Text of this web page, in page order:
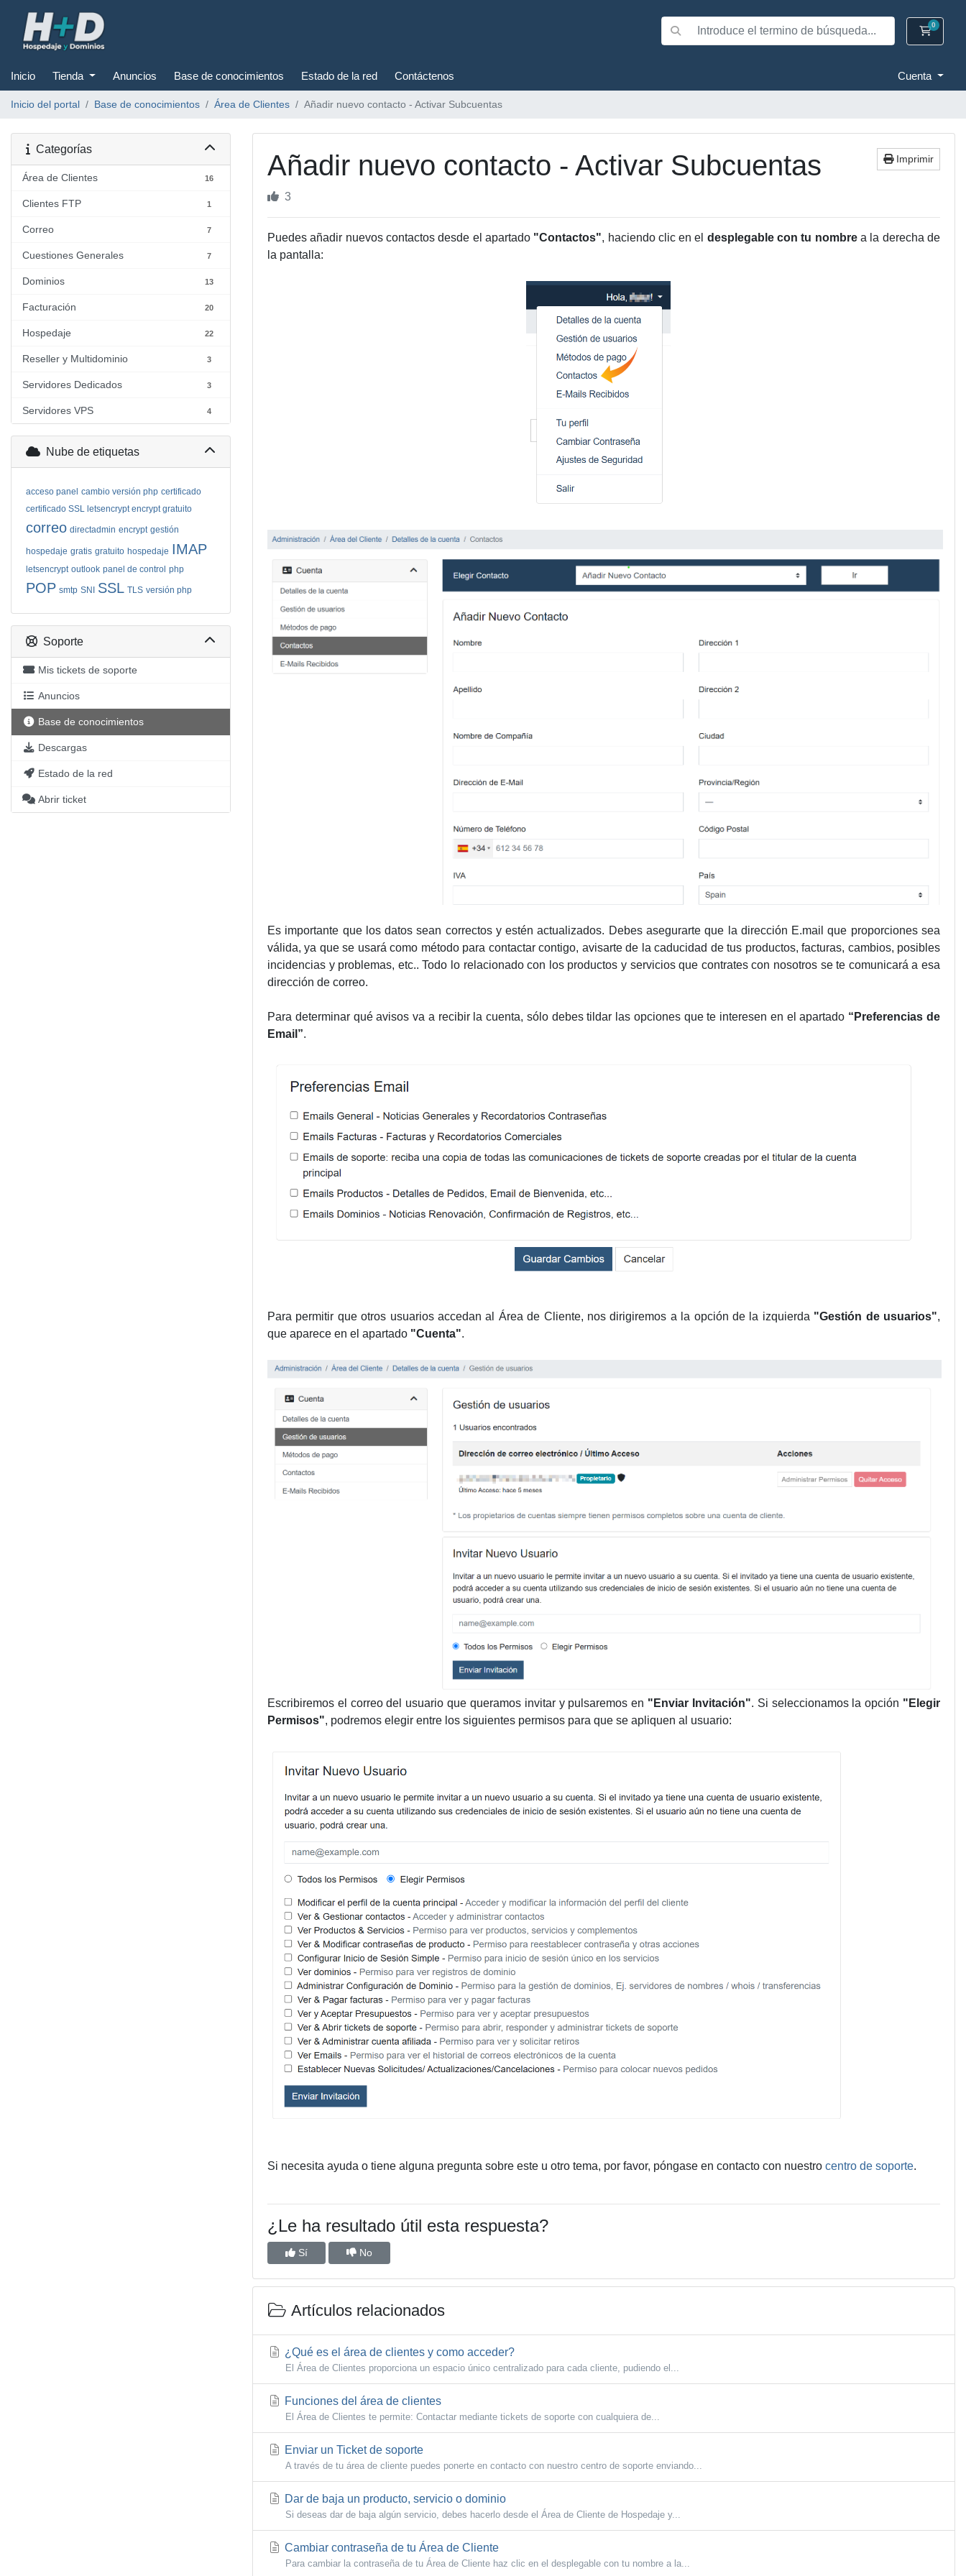
0
Carrito
Inicio Tienda Anuncios Base de conocimientos Estado de la red Contáctenos Cuenta
Inicio del portal Base de conocimientos Área de Clientes Añadir nuevo contacto - Activar Subcuentas
Categorías
Área de Clientes 16
Clientes FTP 1
Correo 7
Cuestiones Generales 7
Dominios 13
Facturación 20
Hospedaje 22
Reseller y Multidominio 3
Servidores Dedicados 3
Servidores VPS 4
Nube de etiquetas
acceso panel cambio versión php certificado
certificado SSL letsencrypt encrypt gratuito
correo directadmin encrypt gestión
hospedaje gratis gratuito hospedaje IMAP
letsencrypt outlook panel de control php
POP smtp SNI SSL TLS versión php
Soporte
Mis tickets de soporte
Anuncios
Base de conocimientos
Descargas
Estado de la red
Abrir ticket
Añadir nuevo contacto - Activar Subcuentas Imprimir
3
Puedes añadir nuevos contactos desde el apartado "Contactos", haciendo clic en el desplegable con tu nombrea la derecha de
la pantalla:
Es importante que los datos sean correctos y estén actualizados. Debes asegurarte que la dirección E.mail que proporciones sea
válida, ya que se usará como método para contactar contigo, avisarte de la caducidad de tus productos, facturas, cambios, posibles
incidencias y problemas, etc.. Todo lo relacionado con los productos y servicios que contrates con nosotros se te comunicará a esa
dirección de correo.
Para determinar qué avisos va a recibir la cuenta, sólo debes tildar las opciones que te interesen en el apartado “Preferencias de
Email”.
Para permitir que otros usuarios accedan al Área de Cliente, nos dirigiremos a la opción de la izquierda "Gestión de usuarios",
que aparece en el apartado "Cuenta".
Escribiremos el correo del usuario que queramos invitar y pulsaremos en "Enviar Invitación". Si seleccionamos la opción "Elegir
Permisos", podremos elegir entre los siguientes permisos para que se apliquen al usuario:
Si necesita ayuda o tiene alguna pregunta sobre este u otro tema, por favor, póngase en contacto con nuestro centro de soporte.
¿Le ha resultado útil esta respuesta?
Sí No
Artículos relacionados
¿Qué es el área de clientes y como acceder?
El Área de Clientes proporciona un espacio único centralizado para cada cliente, pudiendo el...
Funciones del área de clientes
El Área de Clientes te permite: Contactar mediante tickets de soporte con cualquiera de...
Enviar un Ticket de soporte
A través de tu área de cliente puedes ponerte en contacto con nuestro centro de soporte enviando...
Dar de baja un producto, servicio o dominio
Si deseas dar de baja algún servicio, debes hacerlo desde el Área de Cliente de Hospedaje y...
Cambiar contraseña de tu Área de Cliente
Para cambiar la contraseña de tu Área de Cliente haz clic en el desplegable con tu nombre a la...